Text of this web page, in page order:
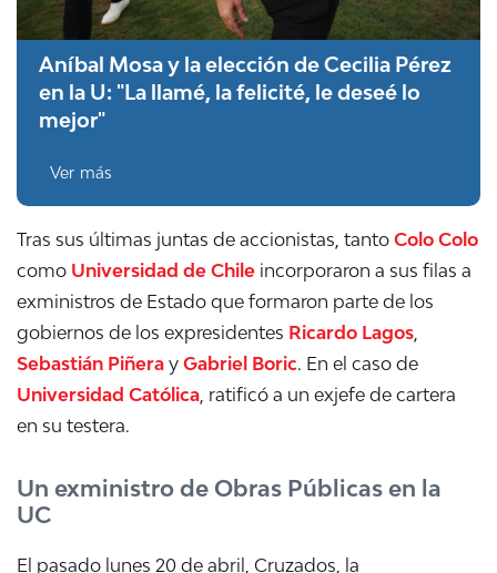
Aníbal Mosa y la elección de Cecilia Pérez
en la U: "La llamé, la felicité, le deseé lo
mejor"
Ver más
Tras sus últimas juntas de accionistas, tanto Colo Colo
como Universidad de Chile incorporaron a sus filas a
exministros de Estado que formaron parte de los
gobiernos de los expresidentes Ricardo Lagos,
Sebastián Piñera y Gabriel Boric. En el caso de
Universidad Católica, ratificó a un exjefe de cartera
en su testera.
Un exministro de Obras Públicas en la
UC
El pasado lunes 20 de abril, Cruzados, la